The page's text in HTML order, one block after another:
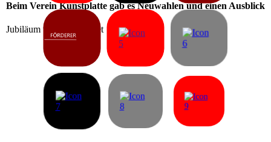
Beim Verein Kunstplatte gab es Neuwahlen und einen Ausblick
Jubiläum wird vorbereitet